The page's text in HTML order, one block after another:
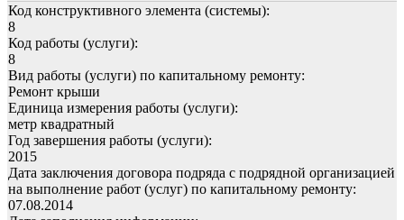
Код конструктивного элемента (системы):
8
Код работы (услуги):
8
Вид работы (услуги) по капитальному ремонту:
Ремонт крыши
Единица измерения работы (услуги):
метр квадратный
Год завершения работы (услуги):
2015
Дата заключения договора подряда с подрядной организацией
на выполнение работ (услуг) по капитальному ремонту:
07.08.2014